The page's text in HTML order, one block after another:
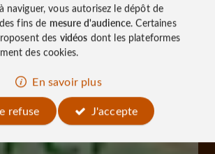
naviguer, vous autorisez le dépôt de
fins de mesure d'audience. Certaines
des vidéos dont les plateformes
des cookies.
En savoir plus
refuse
J'accepte